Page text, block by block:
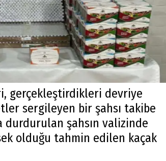
gerçekleştirdikleri devriye
sergileyen bir şahsı takibe
durdurulan şahsın valizinde
olduğu tahmin edilen kaçak